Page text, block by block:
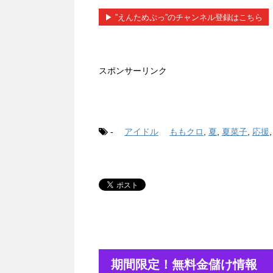
▶︎ ”えんためぷっ”のチャンネル登録はこちら
スポンサーリンク
- アイドル ももクロ 夏 夏菜子 応援
期間限定！無料金儲け情報